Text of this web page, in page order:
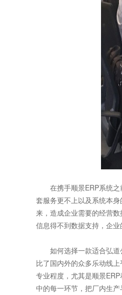
在携手顺景ERP系统之
套服务更不上以及系统本
来，造成企业需要的经营
信息得不到数据支持，企业
如何选择一款适合弘道
比了国内外的众多乐动线
专业程度，尤其是顺景
中的每一环节，把厂内生